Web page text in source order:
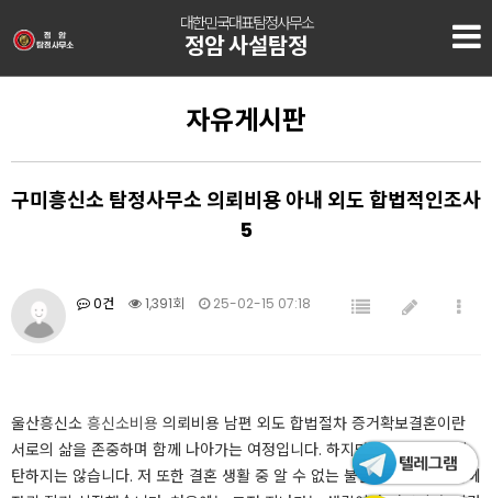
대한민국대표탐정사무소
정암 사설탐정
자유게시판
구미흥신소 탐정사무소 의뢰비용 아내 외도 합법적인조사
5
0건 1,391회 25-02-15 07:18
울산흥신소 흥신소비용 의뢰비용 남편 외도 합법절차 증거확보​​​​​​​​결혼이란
서로의 삶을 존중하며 함께 나아가는 여정입니다. 하지만 그 길이 항상 순
탄하지는 않습니다. 저 또한 결혼 생활 중 알 수 없는 불안감이 가슴 한쪽에